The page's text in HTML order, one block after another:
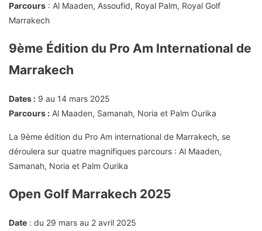
Parcours : Al Maaden, Assoufid, Royal Palm, Royal Golf
Marrakech
9ème Édition du Pro Am International de
Marrakech
Dates : 9 au 14 mars 2025
Parcours : Al Maaden, Samanah, Noria et Palm Ourika
La 9ème édition du Pro Am international de Marrakech, se
déroulera sur quatre magnifiques parcours : Al Maaden,
Samanah, Noria et Palm Ourika
Open Golf Marrakech 2025
Date : du 29 mars au 2 avril 2025